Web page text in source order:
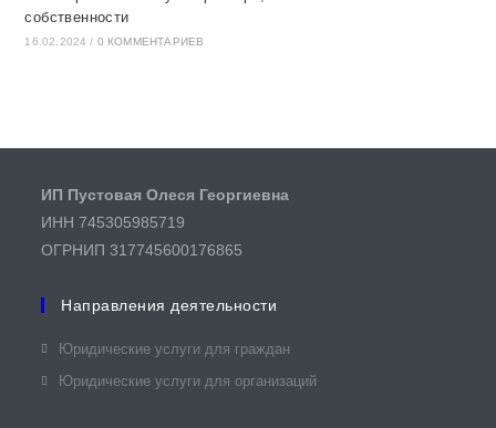
собственности
16.02.2024 / 0 КОММЕНТАРИЕВ
ИП Пустовая Олеся Георгиевна
ИНН 745305985719
ОГРНИП 317745600176865
Направления деятельности
Юридические услуги для граждан​
Юридические услуги для организаций